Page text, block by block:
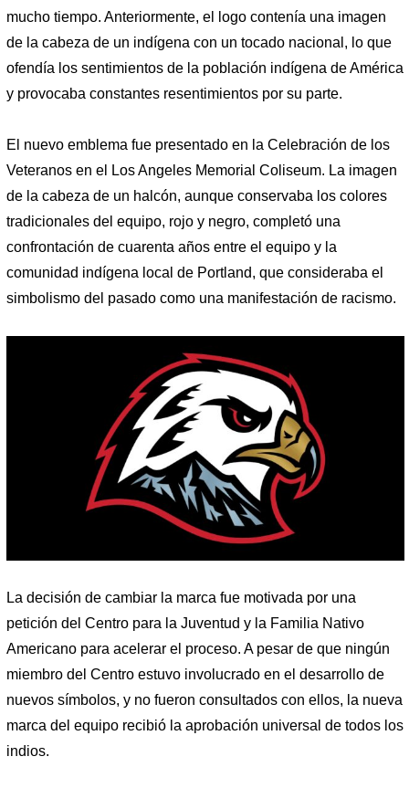
mucho tiempo. Anteriormente, el logo contenía una imagen
de la cabeza de un indígena con un tocado nacional, lo que
ofendía los sentimientos de la población indígena de América
y provocaba constantes resentimientos por su parte.
El nuevo emblema fue presentado en la Celebración de los
Veteranos en el Los Angeles Memorial Coliseum. La imagen
de la cabeza de un halcón, aunque conservaba los colores
tradicionales del equipo, rojo y negro, completó una
confrontación de cuarenta años entre el equipo y la
comunidad indígena local de Portland, que consideraba el
simbolismo del pasado como una manifestación de racismo.
La decisión de cambiar la marca fue motivada por una
petición del Centro para la Juventud y la Familia Nativo
Americano para acelerar el proceso. A pesar de que ningún
miembro del Centro estuvo involucrado en el desarrollo de
nuevos símbolos, y no fueron consultados con ellos, la nueva
marca del equipo recibió la aprobación universal de todos los
indios.